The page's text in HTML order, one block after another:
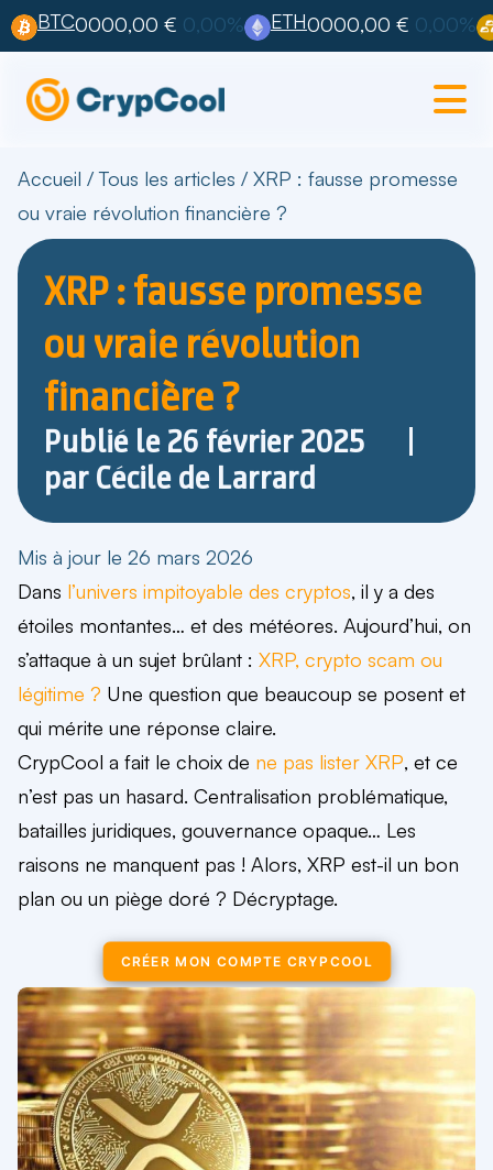
BTC0000,00 € 0,00% ETH0000,00 € 0,00%
Accueil /Tous les articles / XRP : fausse promesse
ou vraie révolution financière ?
XRP : fausse promesse
ou vraie révolution
financière ?
Publié le26 février 2025
parCécile de Larrard
Mis à jour le 26 mars 2026
Dans l’univers impitoyable des cryptos, il y a des
étoiles montantes… et des météores. Aujourd’hui, on
s’attaque à un sujet brûlant : XRP, crypto scam ou
légitime ? Une question que beaucoup se posent et
qui mérite une réponse claire.
CrypCool a fait le choix de ne pas lister XRP, et ce
n’est pas un hasard. Centralisation problématique,
batailles juridiques, gouvernance opaque… Les
raisons ne manquent pas ! Alors, XRP est-il un bon
plan ou un piège doré ? Décryptage.
CRÉER MON COMPTE CRYPCOOL